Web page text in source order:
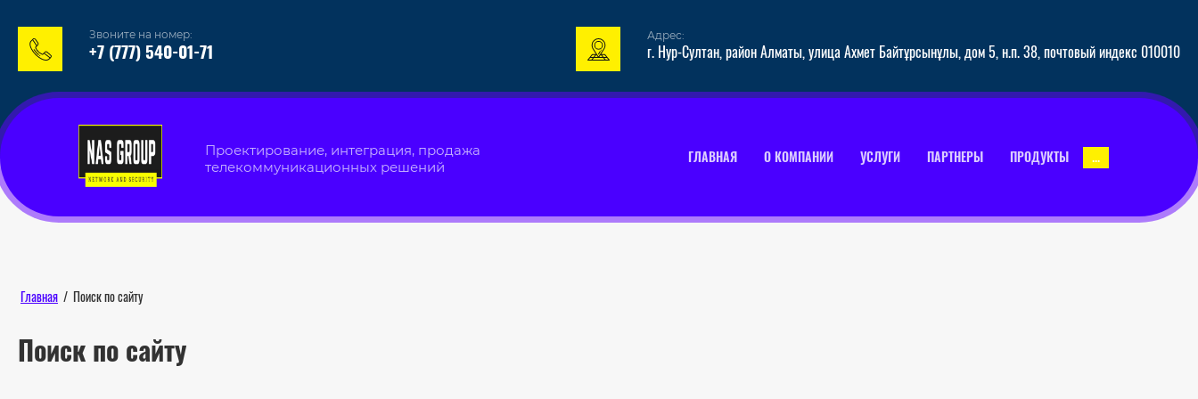
Звоните на номер:
+7 (777) 540-01-71
Адрес:
г. Нур-Султан, район Алматы, улица Ахмет Байтұрсынұлы, дом 5, н.п. 38, почтовый индекс 010010
Проектирование, интеграция, продажа
телекоммуникационных решений
ГЛАВНАЯ О КОМПАНИИ УСЛУГИ ПАРТНЕРЫ ПРОДУКТЫ ...
Главная / Поиск по сайту
Поиск по сайту